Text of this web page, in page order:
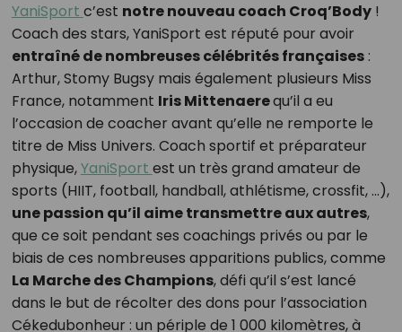
YaniSport c’est notre nouveau coach Croq’Body!
Coach des stars, YaniSport est réputé pour avoir
entraîné de nombreuses célébrités françaises:
Arthur, Stomy Bugsy mais également plusieurs Miss
France, notamment Iris Mittenaerequ’il a eu
l’occasion de coacher avant qu’elle ne remporte le
titre de Miss Univers. Coach sportif et préparateur
physique,YaniSport est un très grand amateur de
sports (HIIT, football, handball, athlétisme, crossfit, …),
une passion qu’il aime transmettre aux autres,
que ce soit pendant ses coachings privés ou par le
biais de ces nombreuses apparitions publics, comme
La Marche des Champions, défi qu’il s’est lancé
dans le but de récolter des dons pour l’association
Cékedubonheur : un périple de 1 000 kilomètres, à